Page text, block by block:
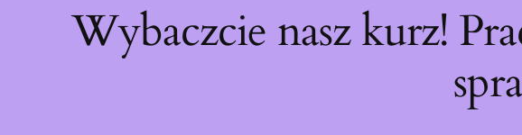
Wybaczcie nasz kurz!